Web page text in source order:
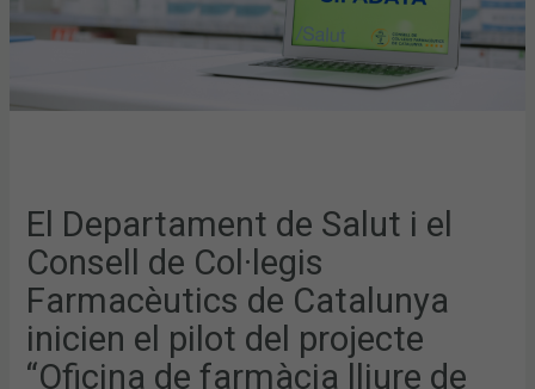
El Departament de Salut i el
Consell de Col·legis
Farmacèutics de Catalunya
inicien el pilot del projecte
“Oficina de farmàcia lliure de
CATALUNYA
INICIEN
“OFICINA
PER
CONTINUAR
IMPULSANT
LA
DIGITALITZACIÓ
LES
FARMÀCIES